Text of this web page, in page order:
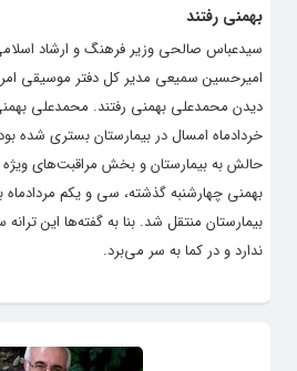
بهمنی رفتند
سیدعباس صالحی وزیر فرهنگ و ارشاد
امیرحسین سمیعی مدیر کل دفتر موسیقی
دیدن محمدعلی بهمنی رفتند. محمدعلی
خردادماه امسال در بیمارستان بستری شده
حالش به بیمارستان و بخش مراقبت‌های
بهمنی چهارشنبه گذشته، سی و یکم
بیمارستان منتقل شد. بنا به گفته‌ها این
ندارد و در کما به سر می‌برد.